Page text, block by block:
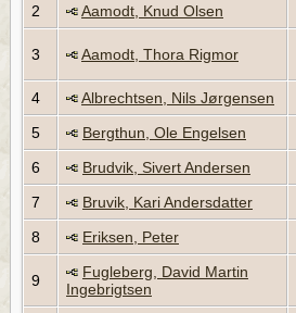
2 Aamodt, Knud Olsen
3 Aamodt, Thora Rigmor
4 Albrechtsen, Nils Jørgensen
5
Bergthun, Ole Engelsen
6
Brudvik, Sivert Andersen
7
Bruvik, Kari Andersdatter
8
Eriksen, Peter
9
Fugleberg, David Martin
Ingebrigtsen